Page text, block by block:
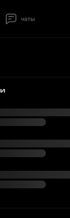
чаты